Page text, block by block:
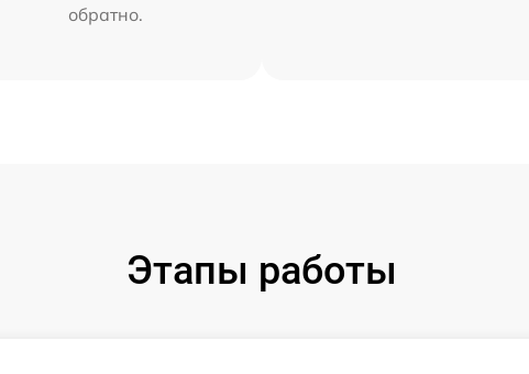
обратно.
Этапы работы